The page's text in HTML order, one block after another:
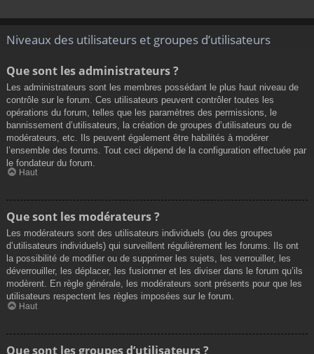
Niveaux des utilisateurs et groupes d’utilisateurs
Que sont les administrateurs ?
Les administrateurs sont les membres possédant le plus haut niveau de
contrôle sur le forum. Ces utilisateurs peuvent contrôler toutes les
opérations du forum, telles que les paramètres des permissions, le
bannissement d’utilisateurs, la création de groupes d’utilisateurs ou de
modérateurs, etc. Ils peuvent également être habilités à modérer
l’ensemble des forums. Tout ceci dépend de la configuration effectuée par
le fondateur du forum.
Haut
Que sont les modérateurs ?
Les modérateurs sont des utilisateurs individuels (ou des groupes
d’utilisateurs individuels) qui surveillent régulièrement les forums. Ils ont
la possibilité de modifier ou de supprimer les sujets, les verrouiller, les
déverrouiller, les déplacer, les fusionner et les diviser dans le forum qu’ils
modèrent. En règle générale, les modérateurs sont présents pour que les
utilisateurs respectent les règles imposées sur le forum.
Haut
Que sont les groupes d’utilisateurs ?